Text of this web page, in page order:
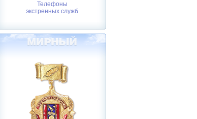
Телефоны
экстренных служб